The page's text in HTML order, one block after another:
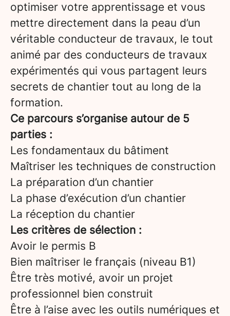
optimiser votre apprentissage et vous
mettre directement dans la peau d’un
véritable conducteur de travaux, le tout
animé par des conducteurs de travaux
expérimentés qui vous partagent leurs
secrets de chantier tout au long de la
formation.
Ce parcours s’organise autour de 5
parties :
Les fondamentaux du bâtiment
Maîtriser les techniques de construction
La préparation d’un chantier
La phase d’exécution d’un chantier
La réception du chantier
Les critères de sélection :
Avoir le permis B
Bien maîtriser le français (niveau B1)
Être très motivé, avoir un projet
professionnel bien construit
Être à l’aise avec les outils numériques et